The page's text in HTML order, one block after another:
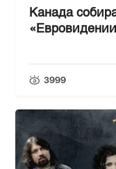
Канада
3999